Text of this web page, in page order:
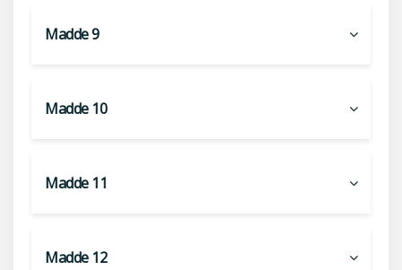
Madde 9
Madde 10
Madde 11
Madde 12